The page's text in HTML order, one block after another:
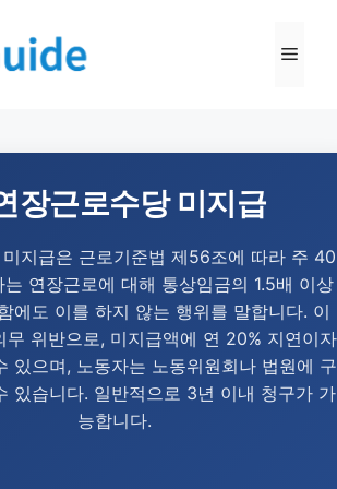
장근로수당 미지급
지급은 근로기준법 제56조에 따라 주 40
연장근로에 대해 통상임금의 1.5배 이상
에도 이를 하지 않는 행위를 말합니다. 이
무 위반으로, 미지급액에 연 20% 지연이자
있으며, 노동자는 노동위원회나 법원에 구
있습니다. 일반적으로 3년 이내 청구가 가
능합니다.